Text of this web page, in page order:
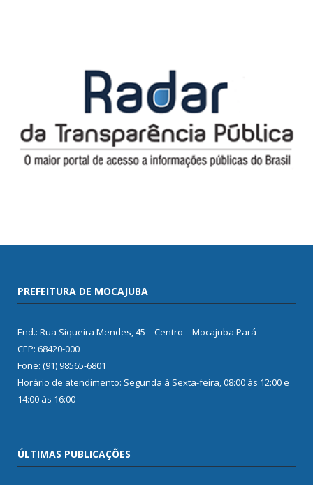
PREFEITURA DE MOCAJUBA
End.: Rua Siqueira Mendes, 45 – Centro – Mocajuba Pará
CEP: 68420-000
Fone: (91) 98565-6801
Horário de atendimento: Segunda à Sexta-feira, 08:00 às 12:00 e
14:00 às 16:00
ÚLTIMAS PUBLICAÇÕES